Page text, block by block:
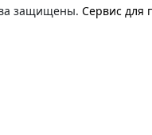
защищены. Сервис для